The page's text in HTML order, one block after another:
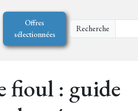
Offres
sélectionnées
Recherche
fioul : guide